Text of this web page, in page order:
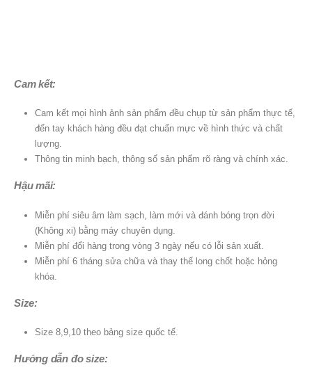
Cam kết:
Cam kết mọi hình ảnh sản phẩm đều chụp từ sản phẩm thực tế,
đến tay khách hàng đều đạt chuẩn mực về hình thức và chất
lượng.
Thông tin minh bạch, thông số sản phẩm rõ ràng và chính xác.
Hậu mãi:
Miễn phí siêu âm làm sạch, làm mới và đánh bóng trọn đời
(Không xi) bằng máy chuyên dụng.
Miễn phí đổi hàng trong vòng 3 ngày nếu có lỗi sản xuất.
Miễn phí 6 tháng sửa chữa và thay thế long chốt hoặc hỏng
khóa.
Size:
Size 8,9,10 theo bảng size quốc tế.
Hướng dẫn đo size: